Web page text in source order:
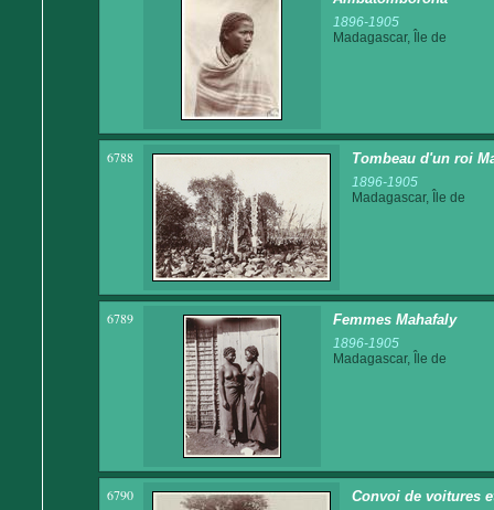
1896-1905
Madagascar, Île de
6788 Tombeau d'un roi
1896-1905
Madagascar, Île de
6789 Femmes Mahafaly
1896-1905
Madagascar, Île de
6790 Convoi de voitures